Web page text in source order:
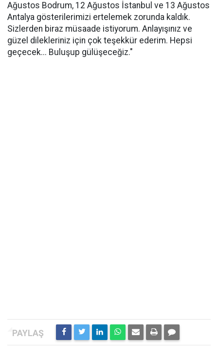
Ağustos Bodrum, 12 Ağustos İstanbul ve 13 Ağustos
Antalya gösterilerimizi ertelemek zorunda kaldık.
Sizlerden biraz müsaade istiyorum. Anlayışınız ve
güzel dilekleriniz için çok teşekkür ederim. Hepsi
geçecek... Buluşup gülüşeceğiz."